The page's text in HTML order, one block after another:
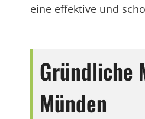
eine effektive und
Gründliche
Münden